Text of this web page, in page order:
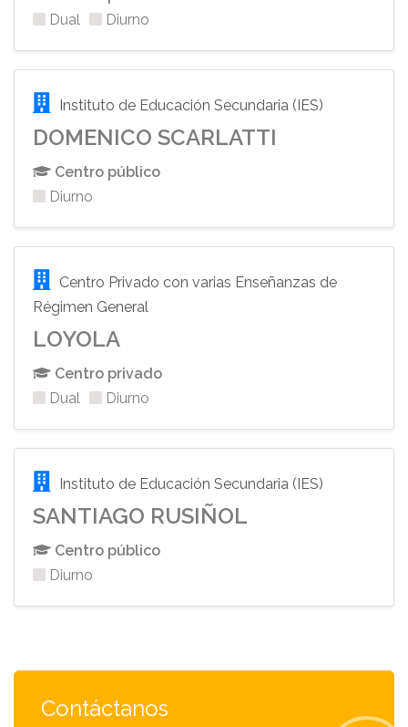
Dual
Diurno
Instituto de Educación Secundaria (IES)
DOMENICO SCARLATTI
Centro público
Diurno
Centro Privado con varias Enseñanzas de
Régimen General
LOYOLA
Centro privado
Dual
Diurno
Instituto de Educación Secundaria (IES)
SANTIAGO RUSIÑOL
Centro público
Diurno
Contáctanos